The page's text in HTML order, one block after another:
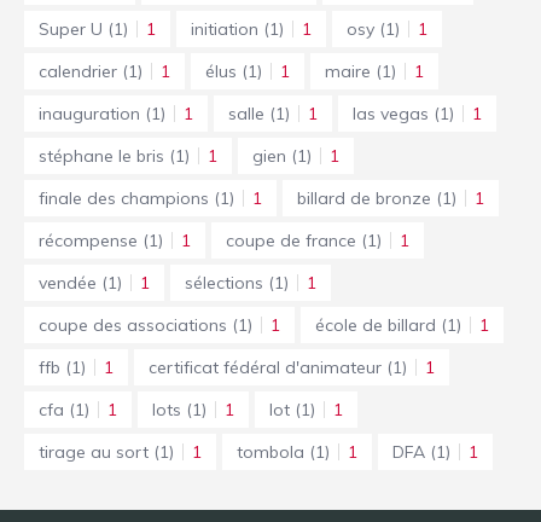
Super U (1) 1 initiation (1) 1 osy (1)
1
calendrier (1) 1 élus (1) 1 maire (1)
1
inauguration (1) 1 salle (1) 1 las vegas (1)
1
stéphane le bris (1) 1 gien (1)
1
finale des champions (1) 1 billard de bronze (1)
1
récompense (1) 1 coupe de france (1)
1
vendée (1) 1 sélections (1)
1
coupe des associations (1) 1 école de billard (1)
1
ffb (1) 1 certificat fédéral d'animateur (1)
1
cfa (1) 1 lots (1) 1 lot (1)
1
tirage au sort (1) 1 tombola (1) 1 DFA (1) 1